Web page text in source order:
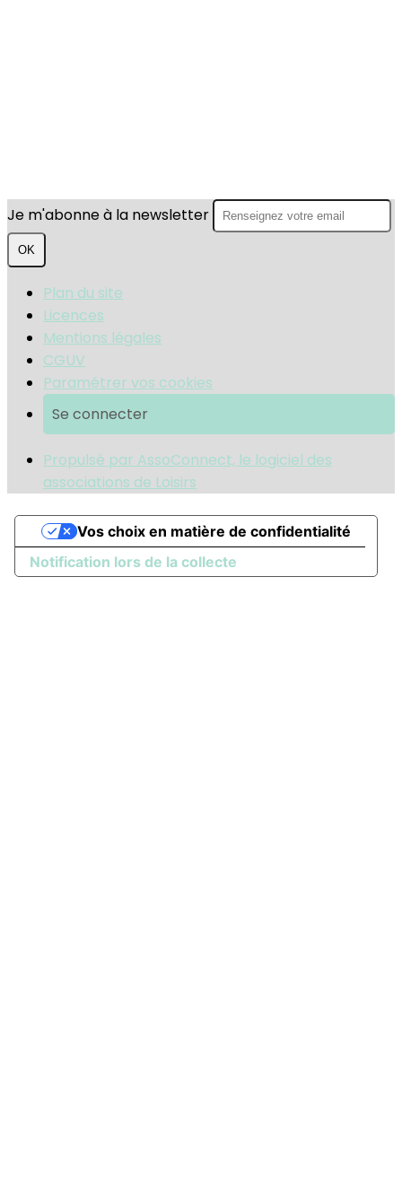
Je m'abonne à la newsletter
OK
Plan du site
Licences
Mentions légales
CGUV
Paramétrer vos cookies
Se connecter
Propulsé par AssoConnect, le logiciel des
associations de Loisirs
Notification lors de la collecte
Vos choix en matière de confidentialité